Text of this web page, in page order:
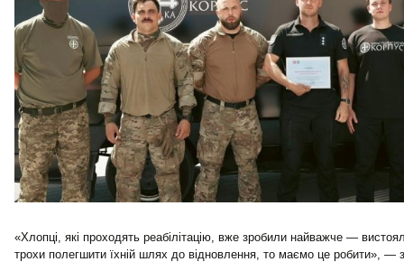
«Хлопці, які проходять реабілітацію, вже зробили найважче —
трохи полегшити їхній шлях до відновлення, то маємо це робити», —